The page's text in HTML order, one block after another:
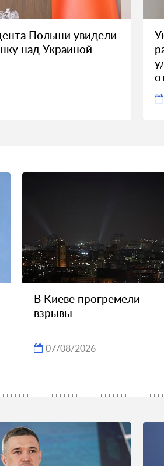
Польши увидели
над Украиной
В Киеве прогремели
взрывы
07/08/2026